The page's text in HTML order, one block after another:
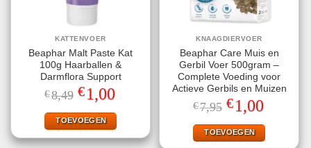
KATTENVOER
Beaphar Malt Paste Kat
100g Haarballen &
Darmflora Support
€8,49 Oorspronkelijke
prijs
was:
€8,49.
€1,00
is:
€1,00.
TOEVOEGEN
KNAAGDIERVOER
Beaphar Care Muis en
Gerbil Voer 500gram –
Complete Voeding voor
Actieve Gerbils en Muizen
€7,95 Oorspronkelijke
prijs
was:
€7,95.
€1,00
is:
€1,00.
TOEVOEGEN